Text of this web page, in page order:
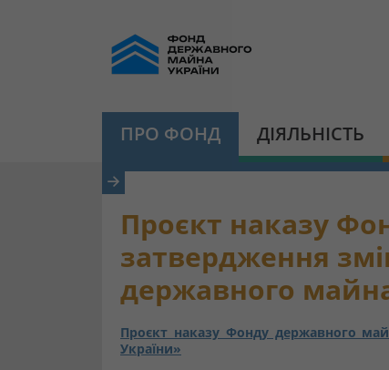
ПРО ФОНД ДІЯЛЬНІСТЬ
Проєкт наказу
затвердження
державного
Проєкт наказу Фонду державного
України»